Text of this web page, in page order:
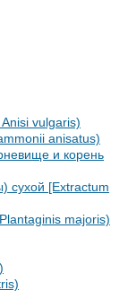
vulgaris)
anisatus)
и корень
сухой [Extractum
majoris)